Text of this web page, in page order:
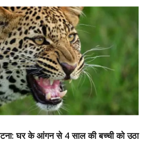
घटना: घर के आंगन से 4 साल की बच्ची को उठा